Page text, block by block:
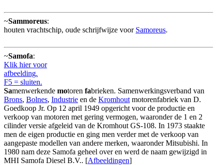
~Sammoreus:
houten vrachtschip, oude schrijfwijze voor Samoreus.
~Samofa:
Klik hier voor
afbeelding.
F5 = sluiten.
Samenwerkende motoren fabrieken. Samenwerkingsverband van
Brons, Bolnes, Industrie en de Kromhout motorenfabriek van D.
Goedkoop Jr. Op 12 april 1949 opgericht voor de productie en
verkoop van motoren met gering vermogen, waaronder de 1 en 2
cilinder versie afgeleid van de Kromhout GS-108. In 1973 staakte
men de eigen productie en ging men verder met de verkoop van
aangepaste modellen van andere merken, waaronder Mitsubishi. In
1980 nam deze Samofa geheel over en werd de naam gewijzigd in
MHI Samofa Diesel B.V.. [Afbeeldingen]